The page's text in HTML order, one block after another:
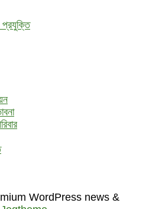
প্রযুক্তি
WordPress news &